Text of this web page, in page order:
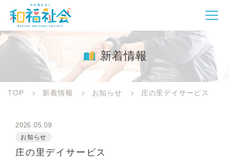
新着情報
TOP 新着情報 お知らせ 庄の里デイサービス
2026.05.09
お知らせ
庄の里デイサービス